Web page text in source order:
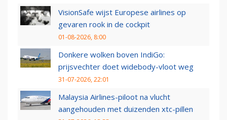
VisionSafe wijst Europese airlines op
gevaren rook in de cockpit
01-08-2026, 8:00
Donkere wolken boven IndiGo:
prijsvechter doet widebody-vloot weg
31-07-2026, 22:01
Malaysia Airlines-piloot na vlucht
aangehouden met duizenden xtc-pillen